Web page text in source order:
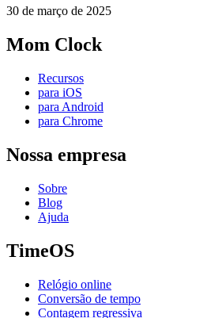
30 de março de 2025
Mom Clock
Recursos
para iOS
para Android
para Chrome
Nossa empresa
Sobre
Blog
Ajuda
TimeOS
Relógio online
Conversão de tempo
Contagem regressiva